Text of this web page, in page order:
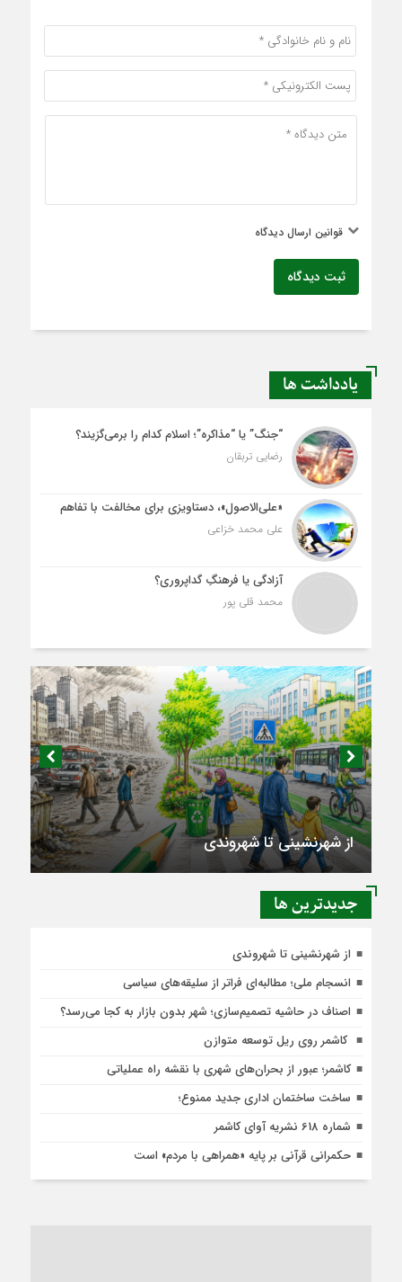
قوانین ارسال دیدگاه
ثبت دیدگاه
یادداشت ها
“جنگ” یا “مذاکره”؛ اسلام کدام را برمی‌گزیند؟
رضایی تربقان
«علی‌الاصول»، دستاویزی برای مخالفت با تفاهم
علی محمد خزاعی
آزادگی یا فرهنگِ گداپروری؟
محمد قلی پور
از شهرنشینی تا شهروندی
جديدترين ها
از شهرنشینی تا شهروندی
انسجام ملی؛ مطالبه‌ای فراتر از سلیقه‌های سیاسی
اصناف در حاشیه تصمیم‌سازی؛ شهر بدون بازار به کجا می‌رسد؟
کاشمر روی ریل توسعه متوازن
کاشمر؛ عبور از بحران‌های شهری با نقشه راه عملیاتی
ساخت ساختمان اداری جدید ممنوع؛
شماره 618 نشریه آوای کاشمر
حکمرانی قرآنی بر پایه «همراهی با مردم» است